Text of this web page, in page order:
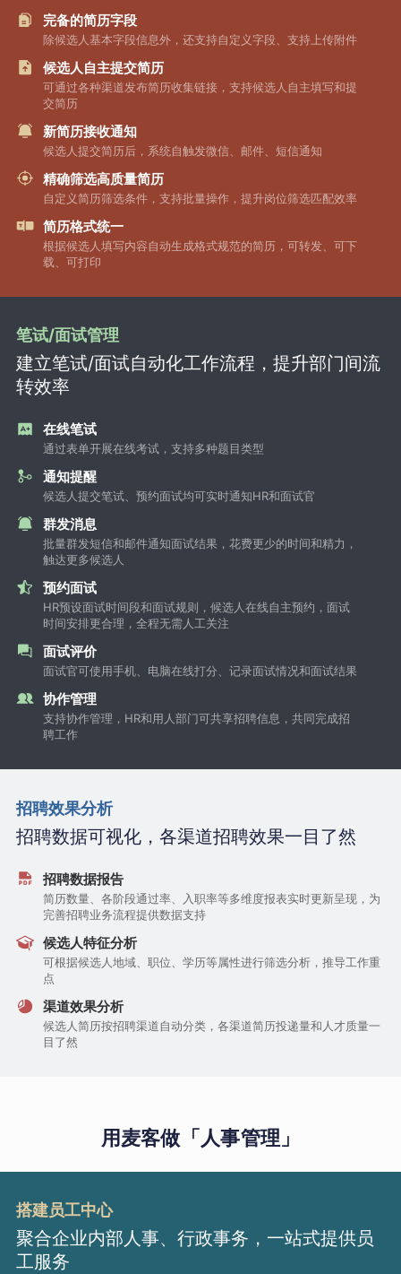
完备的简历字段
除候选人基本字段信息外，还支持自定义字段、支持上传附件
候选人自主提交简历
可通过各种渠道发布简历收集链接，支持候选人自主填写和提
交简历
新简历接收通知
候选人提交简历后，系统自触发微信、邮件、短信通知
精确筛选高质量简历
自定义简历筛选条件，支持批量操作，提升岗位筛选匹配效率
简历格式统一
根据候选人填写内容自动生成格式规范的简历，可转发、可下
载、可打印
笔试/面试管理
建立笔试/面试自动化工作流程，提升部门间流
转效率
在线笔试
通过表单开展在线考试，支持多种题目类型
通知提醒
候选人提交笔试、预约面试均可实时通知HR和面试官
群发消息
批量群发短信和邮件通知面试结果，花费更少的时间和精力，
触达更多候选人
预约面试
HR预设面试时间段和面试规则，候选人在线自主预约，面试
时间安排更合理，全程无需人工关注
面试评价
面试官可使用手机、电脑在线打分、记录面试情况和面试结果
协作管理
支持协作管理，HR和用人部门可共享招聘信息，共同完成招
聘工作
招聘效果分析
招聘数据可视化，各渠道招聘效果一目了然
招聘数据报告
简历数量、各阶段通过率、入职率等多维度报表实时更新呈现，为
完善招聘业务流程提供数据支持
候选人特征分析
可根据候选人地域、职位、学历等属性进行筛选分析，推导工作重
点
渠道效果分析
候选人简历按招聘渠道自动分类，各渠道简历投递量和人才质量一
目了然
用麦客做「人事管理」
搭建员工中心
聚合企业内部人事、行政事务，一站式提供员
工服务